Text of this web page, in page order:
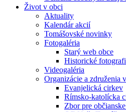
Život v obci
Aktuality
Kalendár akcií
Tomášovské novinky
Fotogaléria
Starý web obce
Historické
Videogaléria
Organizácie a združenia
Evanjelická cirkev
Rímsko-katolícka
Zbor pre